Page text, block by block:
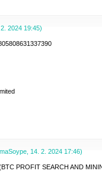
2024 19:45)
14. 2. 2024 17:46)
PROFIT SEARCH AND